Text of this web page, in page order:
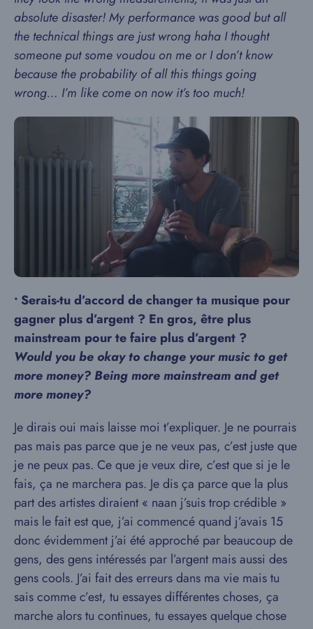
absolute disaster! My performance was good but all
the technical things are just wrong haha I thought
someone put some voudou on me or I don’t know
because the probability of all this things going
wrong… I’m like come on now it’s too much!
• Serais-tu d’accord de changer ta musique pour
gagner plus d’argent ? En gros, être plus
mainstream pour te faire plus d’argent ?
Would you be okay to change your music to get
more money? Being more mainstream and get
moremoney?
Je dirais oui mais laisse moi t’expliquer. Je ne pourrais
pas mais pas parce que je ne veux pas, c’est juste que
je ne peux pas. Ce que je veux dire, c’est que si je le
fais, ça ne marchera pas. Je dis ça parce que la plus
part des artistes diraient « naan j’suis trop crédible »
mais le fait est que, j’ai commencé quand j’avais 15
donc évidemment j’ai été approché par beaucoup de
gens, des gens intéressés par l’argent mais aussi des
gens cools. J’ai fait des erreurs dans ma vie mais tu
sais comme c’est, tu essayes différentes choses, ça
marche alors tu continues, tu essayes quelque chose